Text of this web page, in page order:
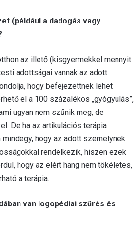
(például a dadogás vagy
az illető (kisgyermekkel mennyit
adottságai vannak az adott
hogy befejezettnek lehet
el a 100 százalékos „gyógyulás”,
ugyan nem szűnik meg, de
De ha az artikulációs terápia
hogy az adott személynek
rendelkezik, hiszen ezek
hogy az elért hang nem tökéletes,
a terápia.
van logopédiai szűrés és